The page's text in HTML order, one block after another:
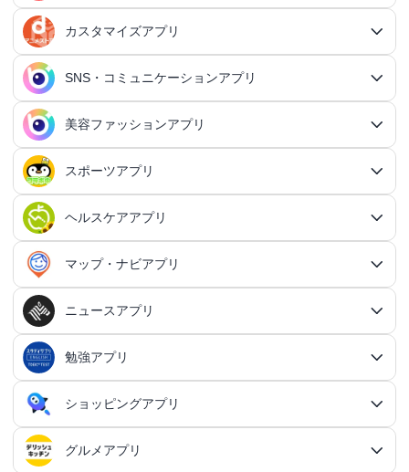
王道RPGアプリ
アクションRPGアプリ
シミュレーションRPGアプリ
ダンジョンRPGアプリ
MMORPGアプリ
放置系RPGアプリ
美少女RPGアプリ
カードRPGアプリ
クイズRPGアプリ
カジュアルRPGアプリ
3Dアクションアプリ
アクションRPGアプリ
シューティングゲームアプリ
MOBAアプリ
ステルスゲームアプリ
シミュレーションアプリ
シミュレーションアプリ総合
育成シミュレーションアプリ
戦略シミュレーションアプリ
箱庭シミュレーションアプリ
恋愛シミュレーションアプリ
歴史シミュレーションアプリ
メタバース体験シミュレーションゲームアプリ
対戦・協力ゲームアプリ
対戦・協力ゲームアプリ総合
オンライン対戦アプリ
協力・マルチプレイアプリ
シューティングゲームアプリ
シューティングゲームアプリ総合
FPSアプリ
TPSアプリ
オンラインシューティングアプリ
縦スクシューティングアプリ
横スクシューティングアプリ
スナイパーゲームアプリ
アドベンチャーゲームアプリ
アドベンチャーゲームアプリ総合
ミステリーアドベンチャーアプリ
ホラーアドベンチャーアプリ
サウンドノベルアプリ
サバイバルアドベンチャーアプリ
パズル・脳トレアプリ
パズル・脳トレアプリ総合
パズルゲームアプリ
脱出ゲームアプリ
クイズゲームアプリ
脳トレゲームアプリ
間違い探し・探し物ゲームアプリ
音楽ゲームアプリ
音楽ゲームアプリ総合
手持ち曲で遊ぶ音ゲーアプリ
ボカロ曲収録音ゲーアプリ
リズムタップゲームアプリ
オープンワールドアプリ
オープンワールドアプリ総合
3Dサンドボックスアプリ
カジュアルゲームアプリ
クレーンゲームアプリ
放置系ゲームアプリ
バカゲー・奇ゲーアプリ
育成ゲームアプリ
育成ゲームアプリ総合
恋愛ゲームアプリ総合
乙女系恋愛ゲームアプリ
キャラゲーアプリ
家計簿アプリ
ふるさと納税アプリ
貯金アプリ
スマホ決済アプリ
クレジットカードアプリ
投資アプリ
確定申告アプリ
ギャンブルの管理アプリ
日記アプリ
交換日記アプリ
写真カレンダーアプリ
鍵付き日記アプリ
シンプルな日記アプリ
終活アプリ
行動記録アプリ
行動記録アプリ総合
習慣化アプリ
ポイ活アプリ
ポイ活アプリ総合
レシートポイ活アプリ
歩いてお金を稼ぐアプリ
登録でお金がもらえるアプリ
動画を見るだけで稼ぐアプリ
ポイ活ニュースアプリ
スケジューラ・時計アプリ
カレンダーアプリ
リマインダーアプリ
時計アプリ
タイマーアプリ
ライフログアプリ
持ち物管理アプリ
生理周期アプリ
体重管理アプリ
血圧記録アプリ
体温記録アプリ
家事アプリ
家事アプリ総合
料理アプリ
掃除アプリ
洗濯アプリ
家事分担アプリ
育児アプリ
育児アプリ総合
育児記録アプリ
知育アプリ
子育てSNSアプリ
防犯アプリ
防犯アプリ総合
防犯ブザーアプリ
防災アプリ
緊急地震速報アプリ
安否確認アプリ
メモアプリ
メモアプリ総合
電卓アプリ
タスク管理アプリ
タスク管理アプリ総合
個人タスク管理アプリ
タスク共有アプリ
プロジェクト管理アプリ
QRコードアプリ
QRコード作成アプリ
janコード検索アプリ
OCRアプリ
OCRアプリ総合
翻訳カメラアプリ
議事録アプリ
議事録アプリ総合
文字起こしアプリ
高音質ボイスレコーダーアプリ
顧客管理アプリ
顧客管理アプリ総合
ファイル管理アプリ
ファイル管理アプリ総合
クラウド保存・共有アプリ
PDFアプリ
ファイルマネージャーアプリ
オフィスソフトアプリ
名刺管理アプリ
名刺管理アプリ総合
会計アプリ
会計アプリ総合
請求書アプリ
経費精算アプリ
小売・卸売支援ツールアプリ
在庫管理アプリ
レジアプリ
思考整理アプリ
転職アプリ
恋愛アプリ総合
マッチングアプリ
マッチングアプリ総合
20代向けマッチングアプリ
30代向けマッチングアプリ
40代向けマッチングアプリ
60代・シニア向けマッチングアプリ
出会いアプリ
カップルアプリ
カップルアプリ総合
カップルSNSアプリ
記念日アプリ
デートアプリ
デートスポットアプリ
恋愛診断アプリ
恋愛相談アプリ
女性の悩み解決アプリ
カスタマイズアプリ
カスタマイズアプリ総合
IFTTTアプリ
オートクリッカーアプリ
ネットワークアプリ
スピードテストアプリ
VPNアプリ
テザリングアプリ
スマホ最適化アプリ
スマホ最適化アプリ総合
メモリの確認／解放アプリ
セキュリティアプリ
パスワード管理アプリ
セキュリティ対策アプリ
VPNアプリ
覗き見防止アプリ
キーボードアプリ
キーボードアプリ総合
文字起こしアプリ
顔文字・絵文字アプリ
日本語入力アプリ
画面の設定アプリ
ホーム画面アプリ
ウィジェットカスタマイズアプリ
音の設定アプリ
録音アプリ
着信音アプリ
SNS・コミュニケーションアプリ
SNS・コミュニケーションアプリ総合
SNSアプリ
SNSアプリ総合
X（Twitter）アプリ
LINEアプリ
マストドンアプリ
写真投稿SNSアプリ
動画投稿SNSアプリ
Instagramアプリ
メールアプリ
フリーメールアプリ
チャットアプリ
チャットアプリ総合
SMSアプリ
お絵描きチャットアプリ
ボイス・ビデオチャットアプリ
電話アプリ
電話アプリ総合
ビデオ通話アプリ
電話帳アプリ
掲示板アプリ
掲示板アプリ総合
ゲーム募集アプリ
地元コミュニティアプリ
アイコン画像アプリ
アイコン画像アプリ総合
アバター・似顔絵アプリ
年賀状・カードアプリ
年賀状アプリ
イベント企画アプリ
美容ファッションアプリ
美容ファッションアプリ総合
ヘア・メイク・ネイルアプリ
メイク・スキンケアアプリ
ネイルアプリ
ファッションアプリ
コーデの参考アプリ
服デザインアプリ
着回し術アプリ
ボディケア・エステアプリ
女性向けダイエットアプリ
整形アプリ
スポーツアプリ
スポーツアプリ総合
陸上競技アプリ
陸上競技アプリ総合
ウォーキングアプリ
ランニングアプリ
自転車アプリ
ジョギング・サイクリングの道を記録アプリ
テニスアプリ
ライトアプリ
ライトアプリ総合
野球アプリ
野球アプリ総合
プロ野球速報アプリ
ボウリングアプリ
速度計測アプリ
ヘルスケアアプリ
ヘルスケアアプリ総合
健康管理アプリ
健康管理アプリ総合
体重管理アプリ
睡眠アプリ
妊娠・出産アプリ
認知症・物忘れ防止アプリ総合
ダイエットアプリ
マップ・ナビアプリ
マップ・ナビアプリ総合
ドライブアプリ
バイクナビアプリ
鉄道アプリ
旅行アプリ
ニュースアプリ
ニュースアプリ総合
スポーツニュースアプリ
スポーツニュースアプリ総合
天気アプリ
勉強アプリ
勉強アプリ総合
語学アプリ
ショッピングアプリ
ショッピングアプリ総合
グルメアプリ